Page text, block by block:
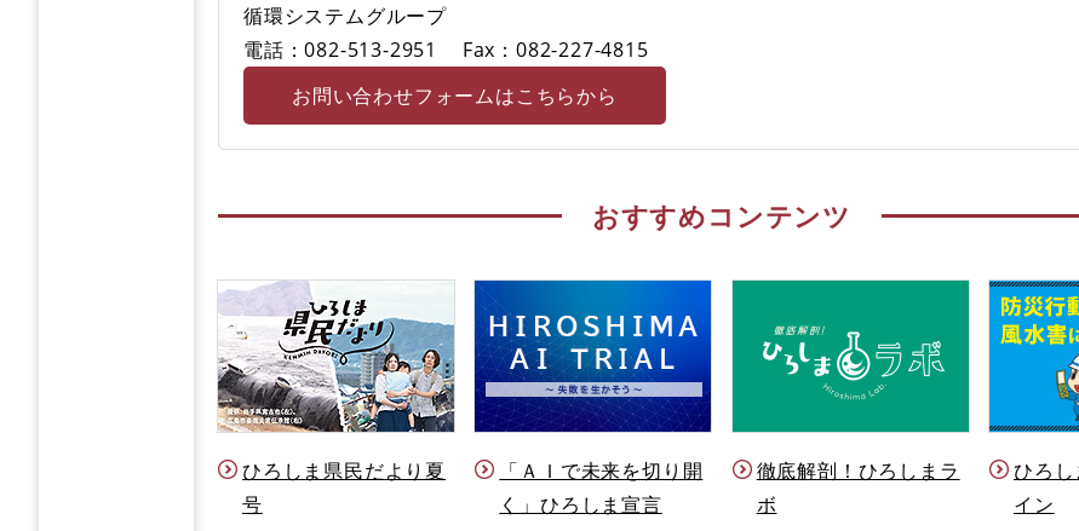
循環システムグループ
電話：082-513-2951
Fax：082-227-4815
お問い合わせフォームはこちらから
おすすめコンテンツ
ひろしま県民だより夏
号
「ＡＩで未来を切り開
く」ひろしま宣言
徹底解剖！ひろしまラ
ボ
ひろ
イン